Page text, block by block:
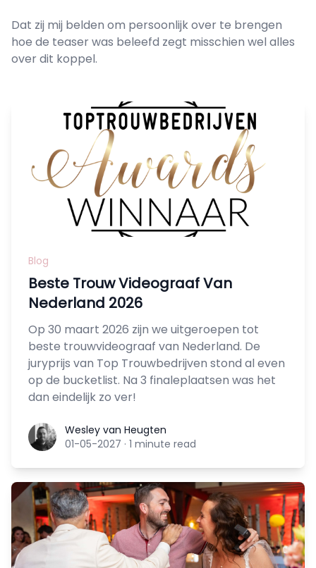
Dat zij mij belden om persoonlijk over te brengen
hoe de teaser was beleefd zegt misschien wel alles
over dit koppel.
Blog
Beste Trouw Videograaf Van
Nederland 2026
Op 30 maart 2026 zijn we uitgeroepen tot
beste trouwvideograaf van Nederland. De
juryprijs van Top Trouwbedrijven stond al even
op de bucketlist. Na 3 finaleplaatsen was het
dan eindelijk zo ver!
Wesley van Heugten
Wesley van Heugten
01-05-2027 · 1 minute read